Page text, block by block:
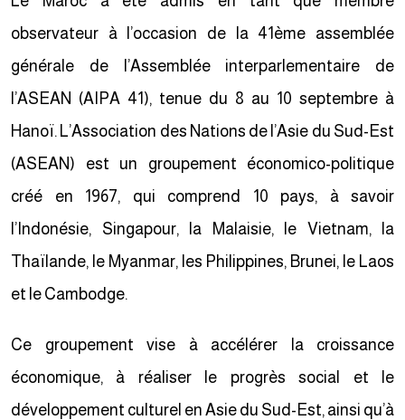
observateur à l’occasion de la 41ème assemblée
générale de l’Assemblée interparlementaire de
l’ASEAN (AIPA 41), tenue du 8 au 10 septembre à
Hanoï. L’Association des Nations de l’Asie du Sud-Est
(ASEAN) est un groupement économico-politique
créé en 1967, qui comprend 10 pays, à savoir
l’Indonésie, Singapour, la Malaisie, le Vietnam, la
Thaïlande, le Myanmar, les Philippines, Brunei, le Laos
et le Cambodge.
Ce groupement vise à accélérer la croissance
économique, à réaliser le progrès social et le
développement culturel en Asie du Sud-Est, ainsi qu’à